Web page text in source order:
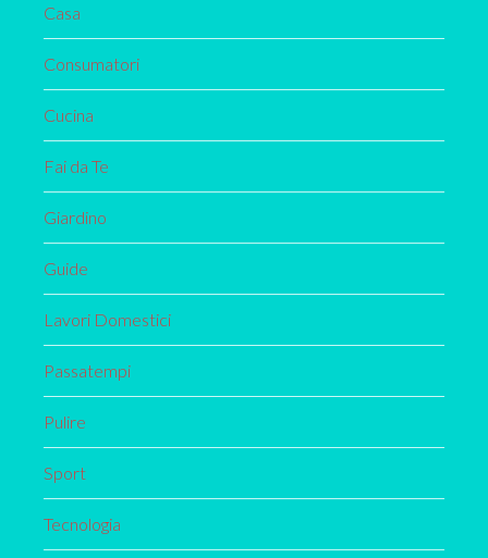
Casa
Consumatori
Cucina
Fai da Te
Giardino
Guide
Lavori Domestici
Passatempi
Pulire
Sport
Tecnologia